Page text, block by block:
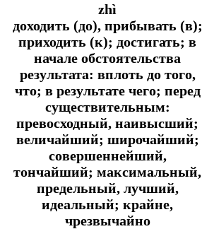
zhì
доходить (до), прибывать (в);
приходить (к); достигать; в
начале обстоятельства
результата: вплоть до того,
что; в результате чего; перед
существительным:
превосходный, наивысший;
величайший; широчайший;
совершеннейший,
тончайший; максимальный,
предельный, лучший,
идеальный; крайне,
чрезвычайно